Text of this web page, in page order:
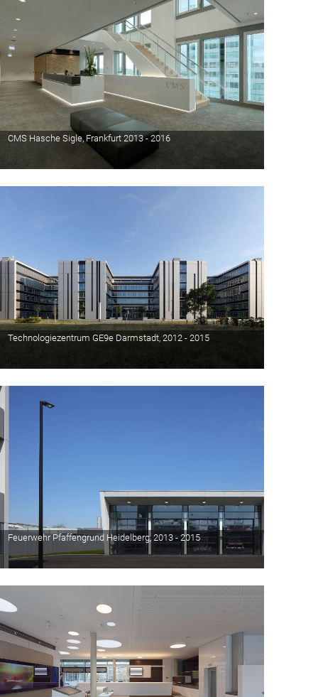
CMS Hasche Sigle, Frankfurt 2013 - 2016
Technologiezentrum GE9e Darmstadt, 2012 - 2015
Feuerwehr Pfaffengrund Heidelberg, 2013 - 2015